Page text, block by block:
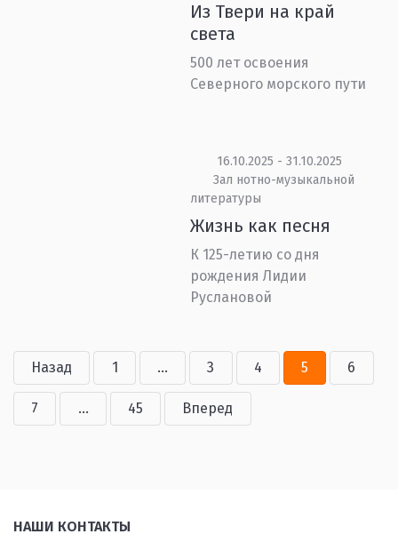
Из Твери на край
света
500 лет освоения
Северного морского пути
16.10.2025 - 31.10.2025
Зал нотно-музыкальной
литературы
Жизнь как песня
К 125-летию со дня
рождения Лидии
Руслановой
Назад 1 ... 3 4 5 6
7 ... 45 Вперед
НАШИ КОНТАКТЫ